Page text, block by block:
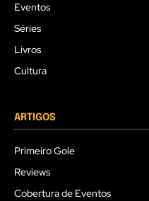
Eventos
Séries
Livros
Cultura
ARTIGOS
Primeiro Gole
Reviews
Cobertura de Eventos